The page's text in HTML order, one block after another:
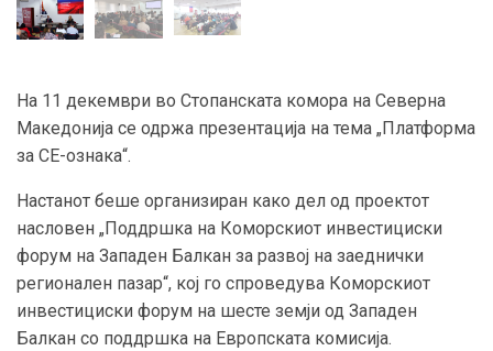
На 11 декември во Стопанската комора на Северна
Македонија се одржа презентација на тема „Платформа
за CE-ознака“.
Настанот беше организиран како дел од проектот
насловен „Поддршка на Коморскиот инвестициски
форум на Западен Балкан за развој на заеднички
регионален пазар“, кој го спроведува Коморскиот
инвестициски форум на шесте земји од Западен
Балкан со поддршка на Европската комисија.